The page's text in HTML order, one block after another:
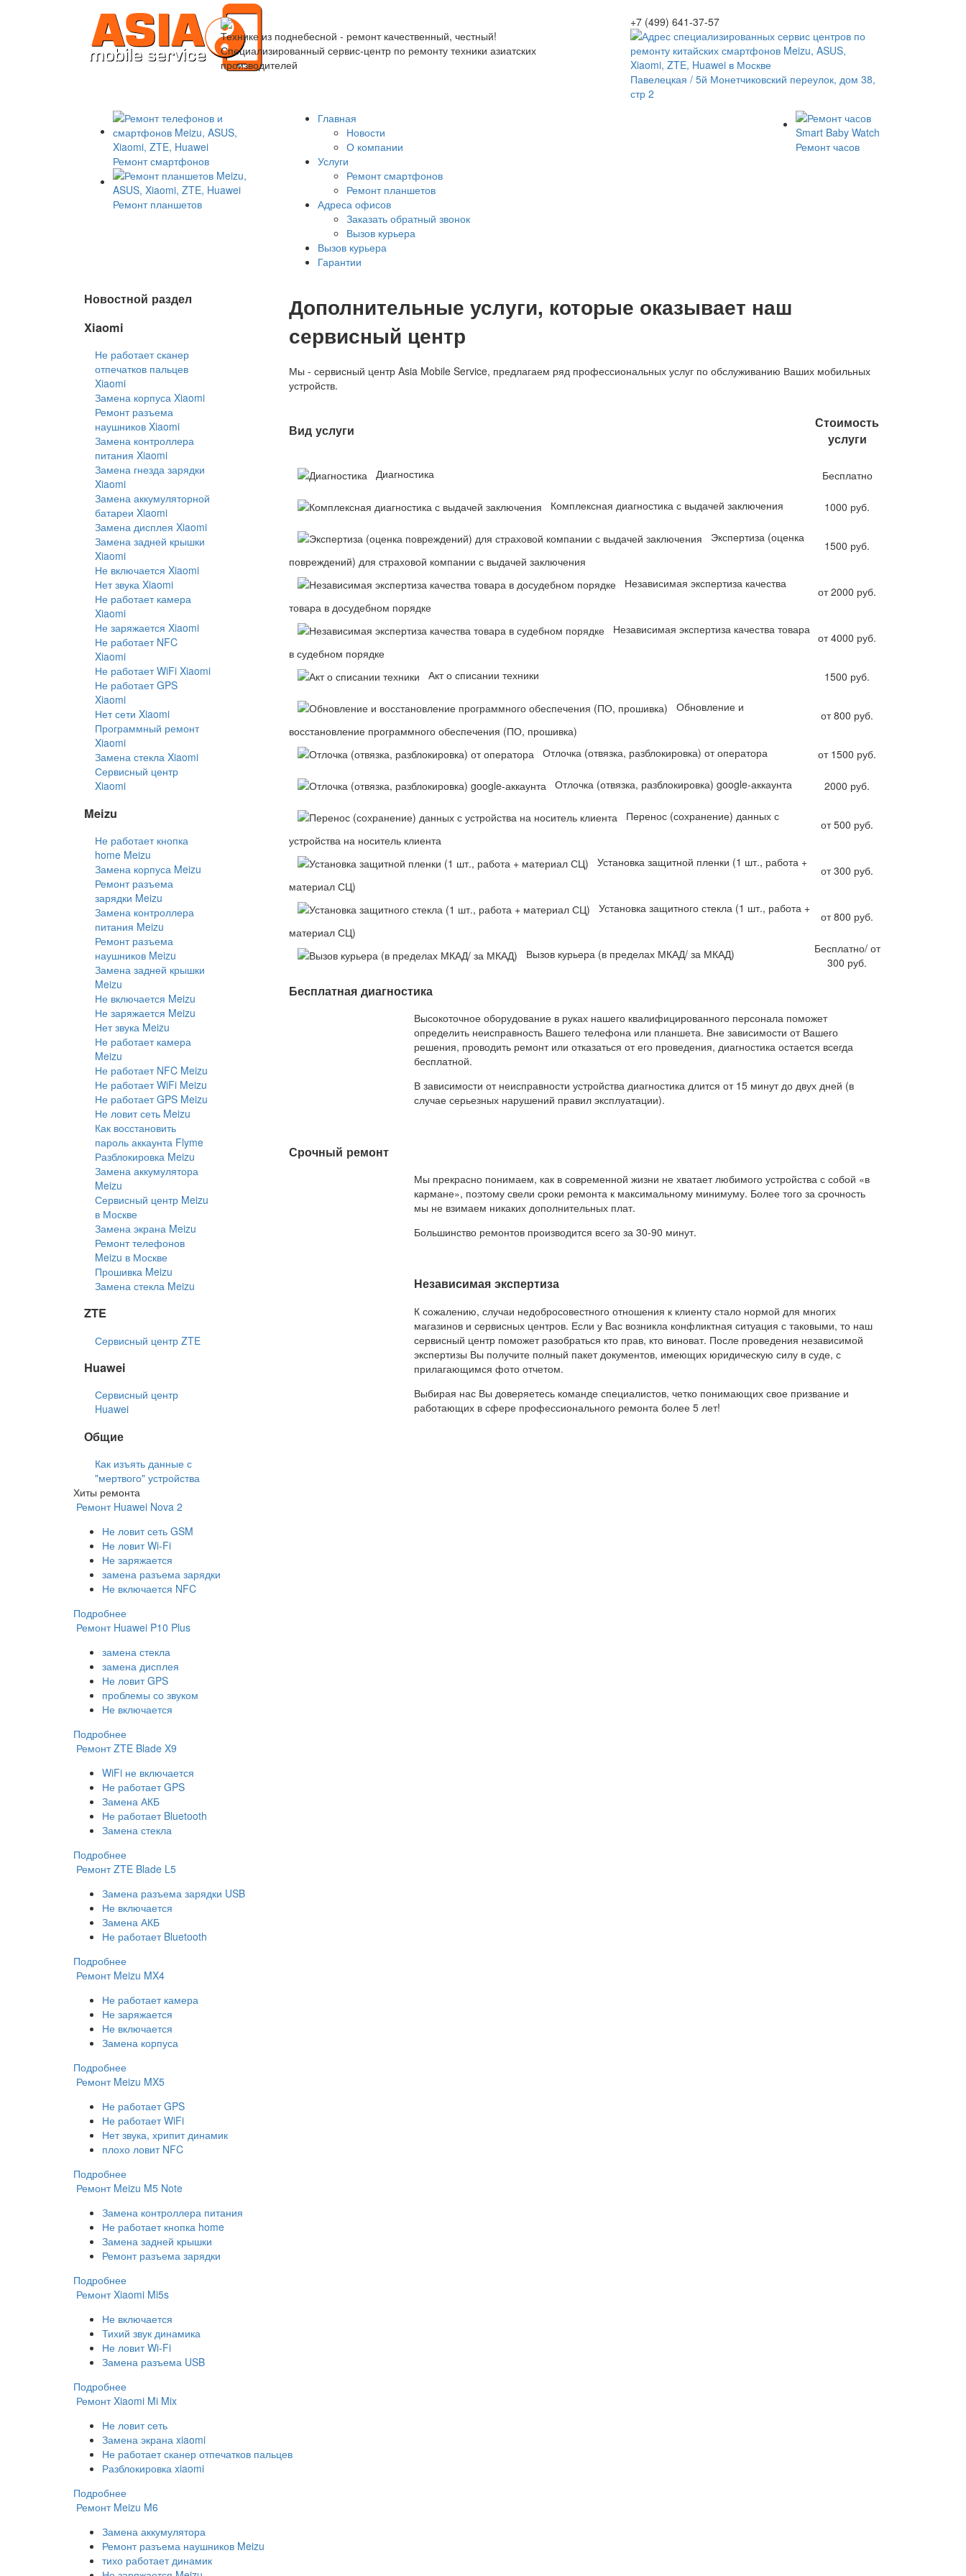
Технике из поднебесной - ремонт качественный, честный!
Специализированный сервис-центр по ремонту техники азиатских
производителей
+7 (499) 641-37-57
Павелецкая / 5й Монетчиковский переулок, дом 38,
стр 2
Ремонт смартфонов
Ремонт планшетов
Главная
Новости
О компании
Услуги
Ремонт смартфонов
Ремонт планшетов
Адреса офисов
Заказать обратный звонок
Вызов курьера
Вызов курьера
Гарантии
Ремонт часов
Новостной раздел
Xiaomi
Не работает сканер
отпечатков пальцев
Xiaomi
Замена корпуса Xiaomi
Ремонт разъема
наушников Xiaomi
Замена контроллера
питания Xiaomi
Замена гнезда зарядки
Xiaomi
Замена аккумуляторной
батареи Xiaomi
Замена дисплея Xiaomi
Замена задней крышки
Xiaomi
Не включается Xiaomi
Нет звука Xiaomi
Не работает камера
Xiaomi
Не заряжается Xiaomi
Не работает NFC
Xiaomi
Не работает WiFi Xiaomi
Не работает GPS
Xiaomi
Нет сети Xiaomi
Программный ремонт
Xiaomi
Замена стекла Xiaomi
Сервисный центр
Xiaomi
Meizu
Не работает кнопка
home Meizu
Замена корпуса Meizu
Ремонт разъема
зарядки Meizu
Замена контроллера
питания Meizu
Ремонт разъема
наушников Meizu
Замена задней крышки
Meizu
Не включается Meizu
Не заряжается Meizu
Нет звука Meizu
Не работает камера
Meizu
Не работает NFC Meizu
Не работает WiFi Meizu
Не работает GPS Meizu
Не ловит сеть Meizu
Как восстановить
пароль аккаунта Flyme
Разблокировка Meizu
Замена аккумулятора
Meizu
Сервисный центр Meizu
в Москве
Замена экрана Meizu
Ремонт телефонов
Meizu в Москве
Прошивка Meizu
Замена стекла Meizu
ZTE
Сервисный центр ZTE
Huawei
Сервисный центр
Huawei
Общие
Как изъять данные с
"мертвого" устройства
Дополнительные услуги, которые оказывает наш
сервисный центр
Мы - сервисный центр Asia Mobile Service, предлагаем ряд профессиональных услуг по обслуживанию Ваших мобильных
устройств.
Вид услуги
Стоимость
услуги
Диагностика Бесплатно
Комплексная диагностика с выдачей заключения 1000 руб.
Экспертиза (оценка
повреждений) для страховой компании с выдачей заключения
1500 руб.
Независимая экспертиза качества
товара в досудебном порядке
от 2000 руб.
Независимая экспертиза качества товара
в судебном порядке
от 4000 руб.
Акт о списании техники 1500 руб.
Обновление и
восстановление программного обеспечения (ПО, прошивка)
от 800 руб.
Отлочка (отвязка, разблокировка) от оператора от 1500 руб.
Отлочка (отвязка, разблокировка) google-аккаунта 2000 руб.
Перенос (сохранение) данных с
устройства на носитель клиента
от 500 руб.
Установка защитной пленки (1 шт., работа +
материал СЦ)
от 300 руб.
Установка защитного стекла (1 шт., работа +
материал СЦ)
от 800 руб.
Вызов курьера (в пределах МКАД/ за МКАД)
Бесплатно/ от
300 руб.
Бесплатная диагностика
Высокоточное оборудование в руках нашего квалифицированного персонала поможет
определить неисправность Вашего телефона или планшета. Вне зависимости от Вашего
решения, проводить ремонт или отказаться от его проведения, диагностика остается всегда
бесплатной.
В зависимости от неисправности устройства диагностика длится от 15 минут до двух дней (в
случае серьезных нарушений правил эксплуатации).
Срочный ремонт
Мы прекрасно понимаем, как в современной жизни не хватает любимого устройства с собой «в
кармане», поэтому свели сроки ремонта к максимальному минимуму. Более того за срочность
мы не взимаем никаких дополнительных плат.
Большинство ремонтов производится всего за 30-90 минут.
Независимая экспертиза
К сожалению, случаи недобросовестного отношения к клиенту стало нормой для многих
магазинов и сервисных центров. Если у Вас возникла конфликтная ситуация с таковыми, то наш
сервисный центр поможет разобраться кто прав, кто виноват. После проведения независимой
экспертизы Вы получите полный пакет документов, имеющих юридическую силу в суде, с
прилагающимся фото отчетом.
Выбирая нас Вы доверяетесь команде специалистов, четко понимающих свое призвание и
работающих в сфере профессионального ремонта более 5 лет!
Хиты ремонта
Ремонт Huawei Nova 2
Не ловит сеть GSM
Не ловит Wi-Fi
Не заряжается
замена разъема зарядки
Не включается NFC
Подробнее
Ремонт Huawei P10 Plus
замена стекла
замена дисплея
Не ловит GPS
проблемы со звуком
Не включается
Подробнее
Ремонт ZTE Blade X9
WiFi не включается
Не работает GPS
Замена АКБ
Не работает Bluetooth
Замена стекла
Подробнее
Ремонт ZTE Blade L5
Замена разъема зарядки USB
Не включается
Замена АКБ
Не работает Bluetooth
Подробнее
Ремонт Meizu MX4
Не работает камера
Не заряжается
Не включается
Замена корпуса
Подробнее
Ремонт Meizu MX5
Не работает GPS
Не работает WiFi
Нет звука, хрипит динамик
плохо ловит NFC
Подробнее
Ремонт Meizu M5 Note
Замена контроллера питания
Не работает кнопка home
Замена задней крышки
Ремонт разъема зарядки
Подробнее
Ремонт Xiaomi Mi5s
Не включается
Тихий звук динамика
Не ловит Wi-Fi
Замена разъема USB
Подробнее
Ремонт Xiaomi Mi Mix
Не ловит сеть
Замена экрана xiaomi
Не работает сканер отпечатков пальцев
Разблокировка xiaomi
Подробнее
Ремонт Meizu M6
Замена аккумулятора
Ремонт разъема наушников Meizu
тихо работает динамик